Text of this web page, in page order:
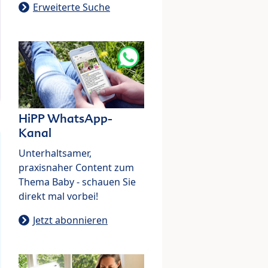
Erweiterte Suche
HiPP WhatsApp-
Kanal
Unterhaltsamer,
praxisnaher Content zum
Thema Baby - schauen Sie
direkt mal vorbei!
Jetzt abonnieren